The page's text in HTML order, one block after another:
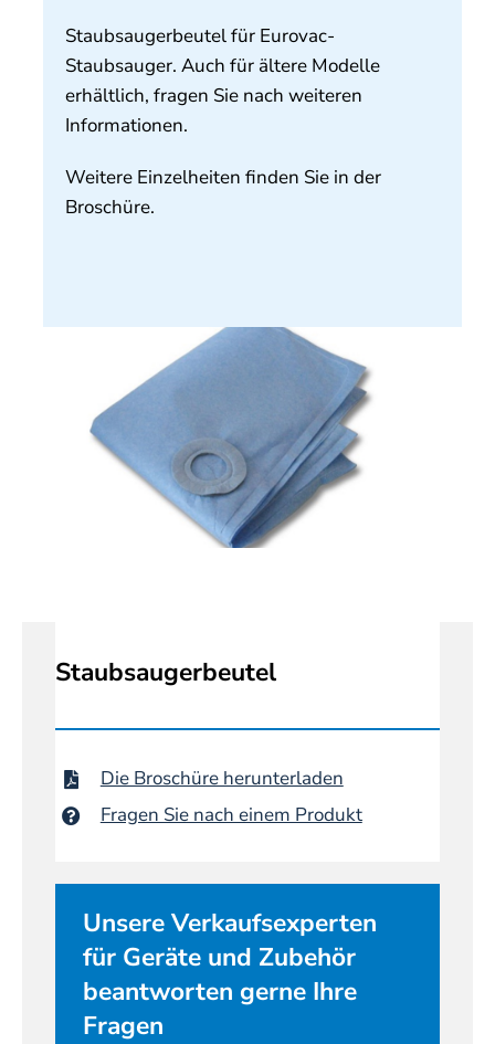
Über uns
Kontakt
Staubsaugerbeutel für Eurovac-
Staubsauger. Auch für ältere Modelle
erhältlich, fragen Sie nach weiteren
Informationen.
Weitere Einzelheiten finden Sie in der
Broschüre.
Staubsaugerbeutel
Die Broschüre herunterladen
Fragen Sie nach einem Produkt
Unsere Verkaufsexperten
für Geräte und Zubehör
beantworten gerne Ihre
Fragen